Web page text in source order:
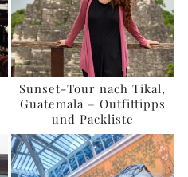
Sunset-Tour nach Tikal,
Guatemala – Outfittipps
und Packliste